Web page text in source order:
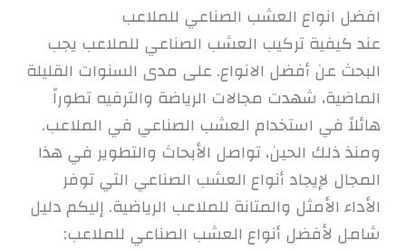
افضل انواع العشب الصناعي للملاعب
عند كيفية تركيب العشب الصناعي للملاعب يجب
البحث عن أفضل الانواع. على مدى السنوات القليلة
الماضية، شهدت مجالات الرياضة والترفيه تطوراً
هائلاً في استخدام العشب الصناعي في الملاعب.
ومنذ ذلك الحين، تواصل الأبحاث والتطوير في هذا
المجال لإيجاد أنواع العشب الصناعي التي توفر
الأداء الأمثل والمتانة للملاعب الرياضية. إليكم دليل
شامل لأفضل أنواع العشب الصناعي للملاعب: